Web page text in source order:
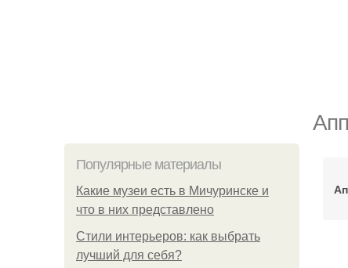
Популярные материалы
Какие музеи есть в Мичуринске и
что в них представлено
Стили интерьеров: как выбрать
лучший для себя?